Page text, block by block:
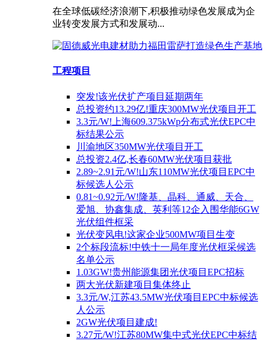
在全球低碳经济浪潮下,积极推动绿色发展成为企
业转变发展方式和发展动...
工程项目
突发!该光伏扩产项目延期两年
总投资约13.29亿!重庆300MW光伏项目开工
3.3元/W!上海609.375kWp分布式光伏EPC中
标结果公示
川渝地区350MW光伏项目开工
总投资2.4亿,长春60MW光伏项目获批
2.89~2.91元/W!山东110MW光伏项目EPC中
标候选人公示
0.81~0.92元/W!隆基、晶科、通威、天合、
爱旭、协鑫集成、英利等12企入围华能6GW
光伏组件框采
光伏变风电!这家企业500MW项目生变
2个标段流标!中铁十一局年度光伏框采候选
名单公示
1.03GW!贵州能源集团光伏项目EPC招标
两大光伏新建项目集体终止
3.3元/W,江苏43.5MW光伏项目EPC中标候选
人公示
2GW光伏项目建成!
3.27元/W!江苏80MW集中式光伏EPC中标结